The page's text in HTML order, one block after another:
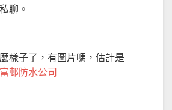
聊。
樣子了，有圖片嗎，估計是
邨防水公司